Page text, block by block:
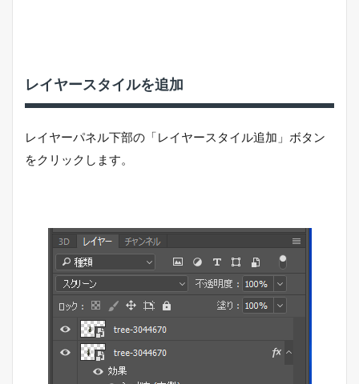
レイヤースタイルを追加
レイヤーパネル下部の「レイヤースタイル追加」ボタン
をクリックします。